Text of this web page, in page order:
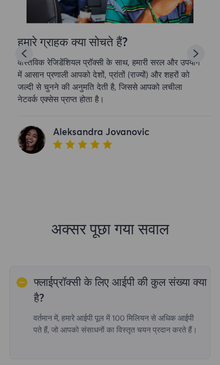
हमारे ग्राहक क्या सोचते हैं?
वास्तविक रेजिडेंशियल प्रॉक्सी के साथ, हमारी सरल और उपयोग
में आसान प्रणाली आपको देशों, प्रांतों (राज्यों) और शहरों को
जल्दी से चुनने की अनुमति देती है, जिससे आपको लचीला
नेटवर्क एक्सेस प्राप्त होता है।
Aleksandra Jovanovic
अक्सर पूछा गया सवाल
फ्लाईप्रॉक्सी के लिए आईपी की कुल संख्या क्या
है?
वर्तमान में, हमारे आईपी पूल में 100 मिलियन से अधिक आईपी
पते हैं, जो आपको संसाधनों का विस्तृत चयन प्रदान करते हैं।